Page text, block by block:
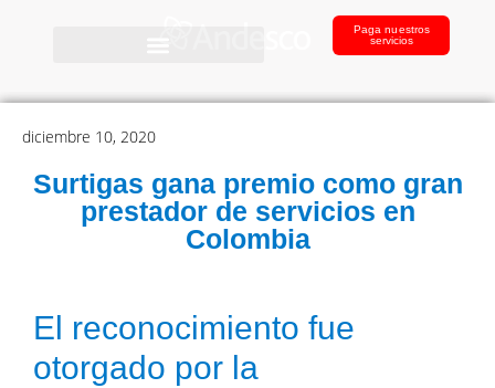
Paga nuestros
servicios
diciembre 10, 2020
Surtigas gana premio como gran
prestador de servicios en
Colombia
El reconocimiento fue
otorgado por la